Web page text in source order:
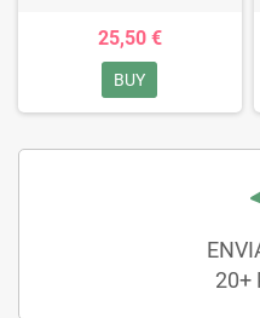
25,50 €
BUY
20+